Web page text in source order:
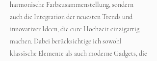
harmonische Farbzusammenstellung, sondern
auch die Integration der neuesten Trends und
innovativer Ideen, die eure Hochzeit einzigartig
machen. Dabei berücksichtige ich sowohl
klassische Elemente als auch moderne Gadgets, die